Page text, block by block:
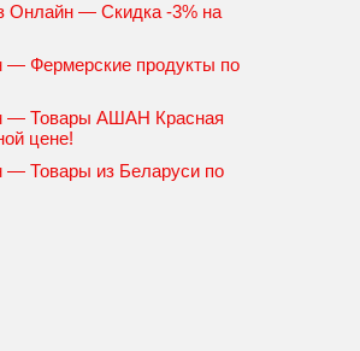
Онлайн — Скидка -3% на
Фермерские продукты по
— Товары АШАН Красная
цене!
Товары из Беларуси по